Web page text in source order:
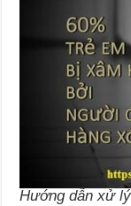
Hướng dẫn xử